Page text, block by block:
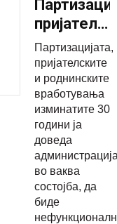
и
30 години
ја доведа
во ваква
состојба
Партизацијата,
пријателските
и роднинските
вработувања
изминатите 30
години ја
доведа
во ваква
состојба, да
биде